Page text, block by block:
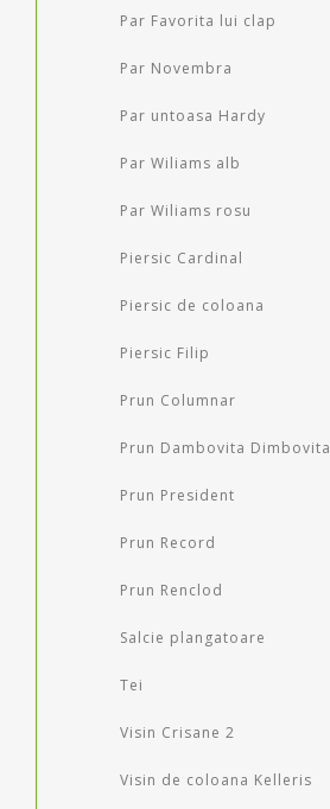
Par Favorita lui clap
Par Novembra
Par untoasa Hardy
Par Wiliams alb
Par Wiliams rosu
Piersic Cardinal
Piersic de coloana
Piersic Filip
Prun Columnar
Prun Dambovita Dimbovita
Prun President
Prun Record
Prun Renclod
Salcie plangatoare
Tei
Visin Crisane 2
Visin de coloana Kelleris